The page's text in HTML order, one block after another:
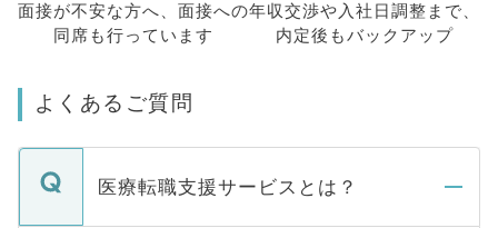
面接が不安な方へ、 面接への
同席も行っています
年収交渉や入社日調整まで、
内定後もバックアップ
よくあるご質問
医療転職支援サービスとは？